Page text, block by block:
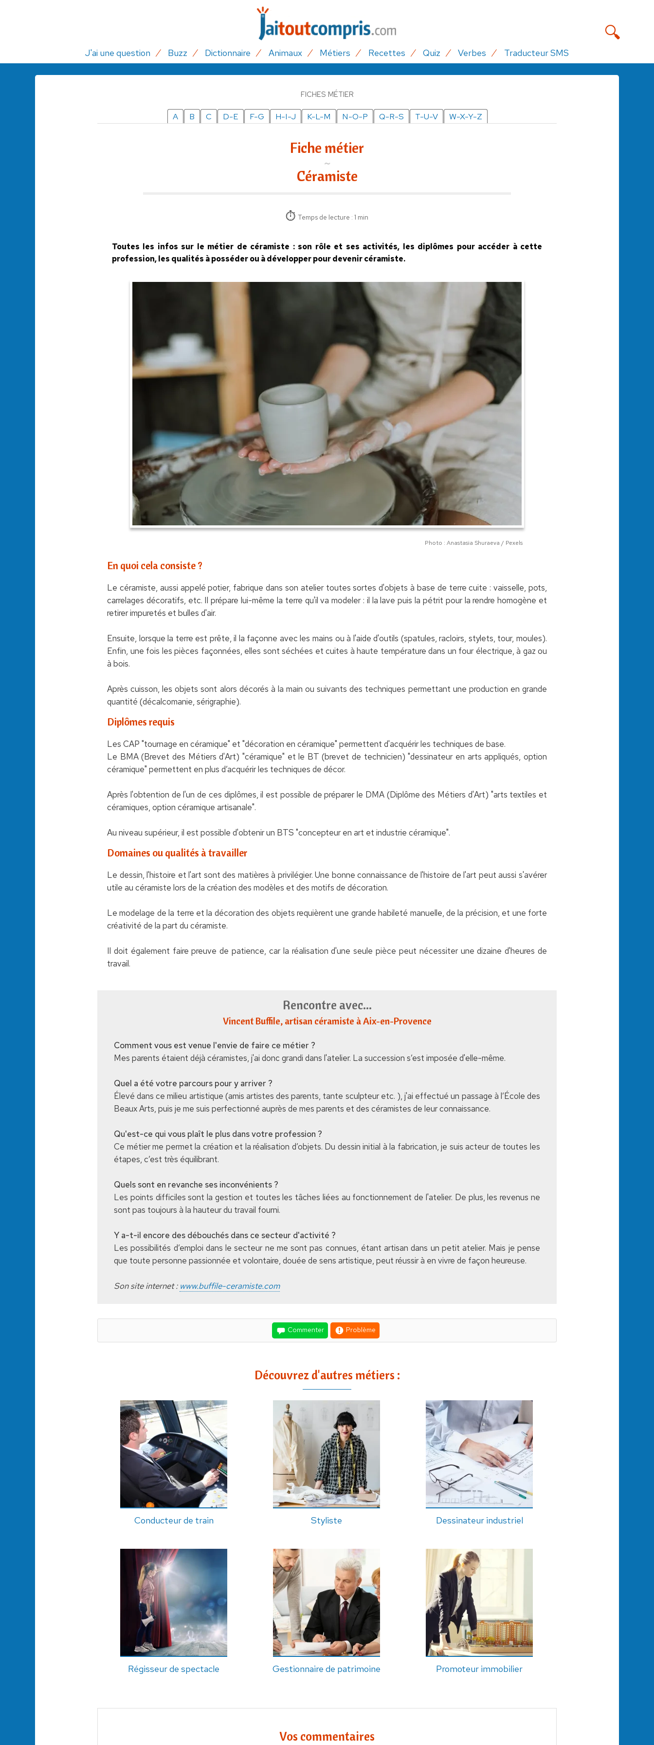
J'ai une question Buzz Dictionnaire Animaux Métiers Recettes Quiz Verbes Traducteur SMS
FICHES MÉTIER
A B C D-E F-G H-I-J K-L-M N-O-P Q-R-S T-U-V W-X-Y-Z
Fiche métier
Céramiste
Temps de lecture : 1 min
Toutes les infos sur le métier de céramiste : son rôle et ses activités, les diplômes pour accéder à cette
profession, les qualités à posséder ou à développer pour devenir céramiste.
Photo : Anastasia Shuraeva / Pexels
En quoi cela consiste ?
Le céramiste, aussi appelé potier, fabrique dans son atelier toutes sortes d'objets à base de terre cuite : vaisselle, pots,
carrelages décoratifs, etc. Il prépare lui-même la terre qu'il va modeler : il la lave puis la pétrit pour la rendre homogène et
retirer impuretés et bulles d'air.
Ensuite, lorsque la terre est prête, il la façonne avec les mains ou à l'aide d'outils (spatules, racloirs, stylets, tour, moules).
Enfin, une fois les pièces façonnées, elles sont séchées et cuites à haute température dans un four électrique, à gaz ou
à bois.
Après cuisson, les objets sont alors décorés à la main ou suivants des techniques permettant une production en grande
quantité (décalcomanie, sérigraphie).
Diplômes requis
Les CAP "tournage en céramique" et "décoration en céramique" permettent d'acquérir les techniques de base.
Le BMA (Brevet des Métiers d'Art) "céramique" et le BT (brevet de technicien) "dessinateur en arts appliqués, option
céramique" permettent en plus d’acquérir les techniques de décor.
Après l'obtention de l'un de ces diplômes, il est possible de préparer le DMA (Diplôme des Métiers d'Art) "arts textiles et
céramiques, option céramique artisanale".
Au niveau supérieur, il est possible d'obtenir un BTS "concepteur en art et industrie céramique".
Domaines ou qualités à travailler
Le dessin, l'histoire et l'art sont des matières à privilégier. Une bonne connaissance de l'histoire de l'art peut aussi s'avérer
utile au céramiste lors de la création des modèles et des motifs de décoration.
Le modelage de la terre et la décoration des objets requièrent une grande habileté manuelle, de la précision, et une forte
créativité de la part du céramiste.
Il doit également faire preuve de patience, car la réalisation d'une seule pièce peut nécessiter une dizaine d'heures de
travail.
Rencontre avec...
Vincent Buffile, artisan céramiste à Aix-en-Provence
Comment vous est venue l'envie de faire ce métier ?
Mes parents étaient déjà céramistes, j'ai donc grandi dans l'atelier. La succession s’est imposée d'elle-même.
Quel a été votre parcours pour y arriver ?
Élevé dans ce milieu artistique (amis artistes des parents, tante sculpteur etc. ), j'ai effectué un passage à l’École des
Beaux Arts, puis je me suis perfectionné auprès de mes parents et des céramistes de leur connaissance.
Qu'est-ce qui vous plaît le plus dans votre profession ?
Ce métier me permet la création et la réalisation d’objets. Du dessin initial à la fabrication, je suis acteur de toutes les
étapes, c’est très équilibrant.
Quels sont en revanche ses inconvénients ?
Les points difficiles sont la gestion et toutes les tâches liées au fonctionnement de l'atelier. De plus, les revenus ne
sont pas toujours à la hauteur du travail fourni.
Y a-t-il encore des débouchés dans ce secteur d'activité ?
Les possibilités d’emploi dans le secteur ne me sont pas connues, étant artisan dans un petit atelier. Mais je pense
que toute personne passionnée et volontaire, douée de sens artistique, peut réussir à en vivre de façon heureuse.
Son site internet : www.buffile-ceramiste.com
Commenter Problème
Découvrez d'autres métiers :
Conducteur de train Styliste Dessinateur industriel
Régisseur de spectacle Gestionnaire de patrimoine Promoteur immobilier
Vos commentaires